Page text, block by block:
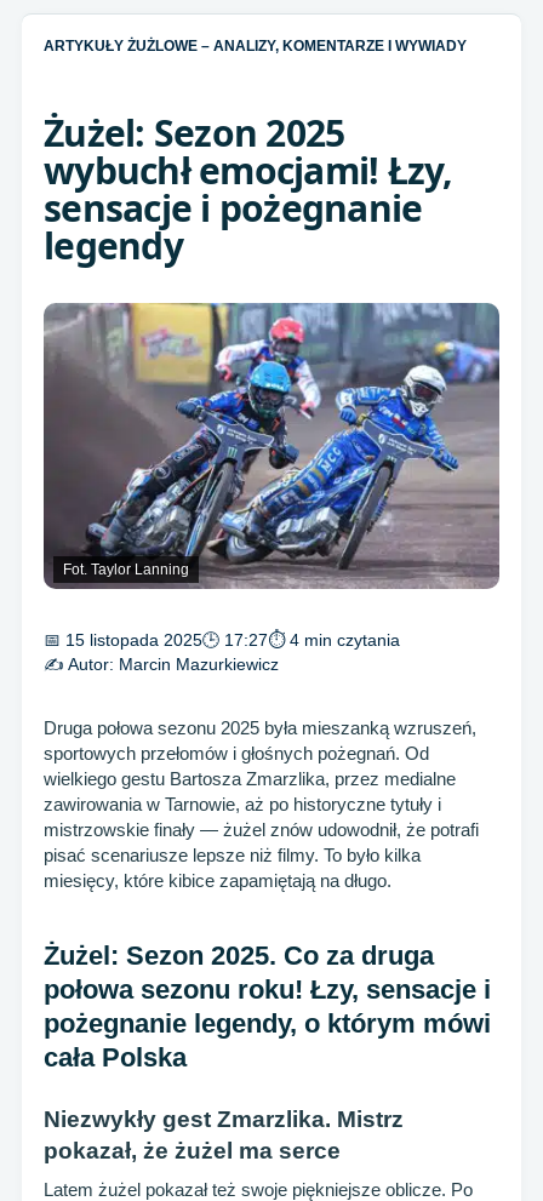
ARTYKUŁY ŻUŻLOWE – ANALIZY, KOMENTARZE I WYWIADY
Żużel: Sezon 2025
wybuchł emocjami! Łzy,
sensacje i pożegnanie
legendy
Fot. Taylor Lanning
📅 15 listopada 2025🕒 17:27⏱ 4 min czytania
✍️ Autor: Marcin Mazurkiewicz
Druga połowa sezonu 2025 była mieszanką wzruszeń,
sportowych przełomów i głośnych pożegnań. Od
wielkiego gestu Bartosza Zmarzlika, przez medialne
zawirowania w Tarnowie, aż po historyczne tytuły i
mistrzowskie finały — żużel znów udowodnił, że potrafi
pisać scenariusze lepsze niż filmy. To było kilka
miesięcy, które kibice zapamiętają na długo.
Żużel: Sezon 2025. Co za druga
połowa sezonu roku! Łzy, sensacje i
pożegnanie legendy, o którym mówi
cała Polska
Niezwykły gest Zmarzlika. Mistrz
pokazał, że żużel ma serce
Latem żużel pokazał też swoje piękniejsze oblicze. Po